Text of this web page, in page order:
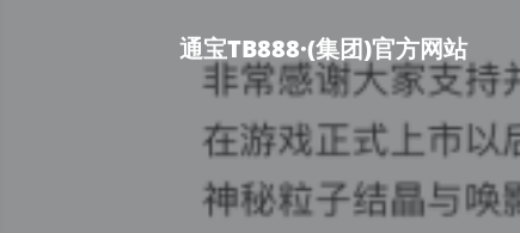
通宝TB888·(集团)官方网站